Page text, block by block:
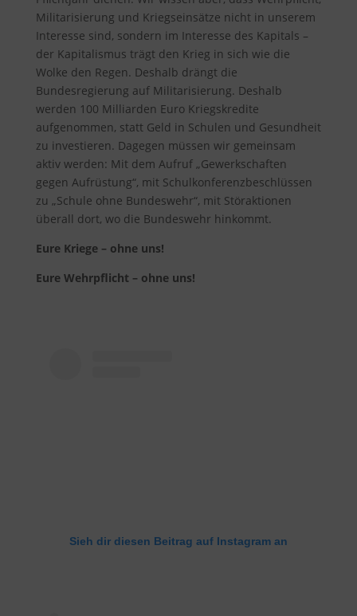
Militarisierung und Kriegseinsätze nicht in unserem
Interesse sind, sondern im Interesse des Kapitals –
der Kapitalismus trägt den Krieg in sich wie die
Wolke den Regen. Deshalb drängt die
Bundesregierung auf Militarisierung. Deshalb
werden 100 Milliarden Euro Kriegskredite
aufgenommen, statt Geld in Schulen und Gesundheit
zu investieren. Dagegen müssen wir gemeinsam
aktiv werden: Mit dem Aufruf „Gewerkschaften
gegen Aufrüstung“, mit Schulkonferenzbeschlüssen
zu „Schule ohne Bundeswehr“, mit Störaktionen
überall dort, wo die Bundeswehr hinkommt.
Eure Kriege – ohne uns!
Eure Wehrpflicht – ohne uns!
Sieh dir diesen Beitrag auf Instagram an